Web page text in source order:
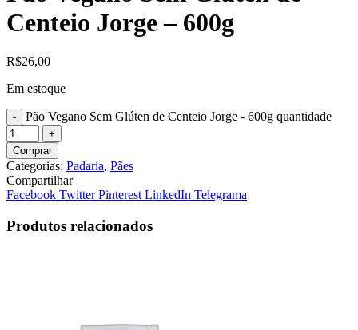
Centeio Jorge – 600g
R$26,00
Em estoque
Pão Vegano Sem Glúten de Centeio Jorge - 600g quantidade
Comprar
Categorias: Padaria, Pães
Compartilhar
Facebook Twitter Pinterest LinkedIn Telegrama
Produtos relacionados